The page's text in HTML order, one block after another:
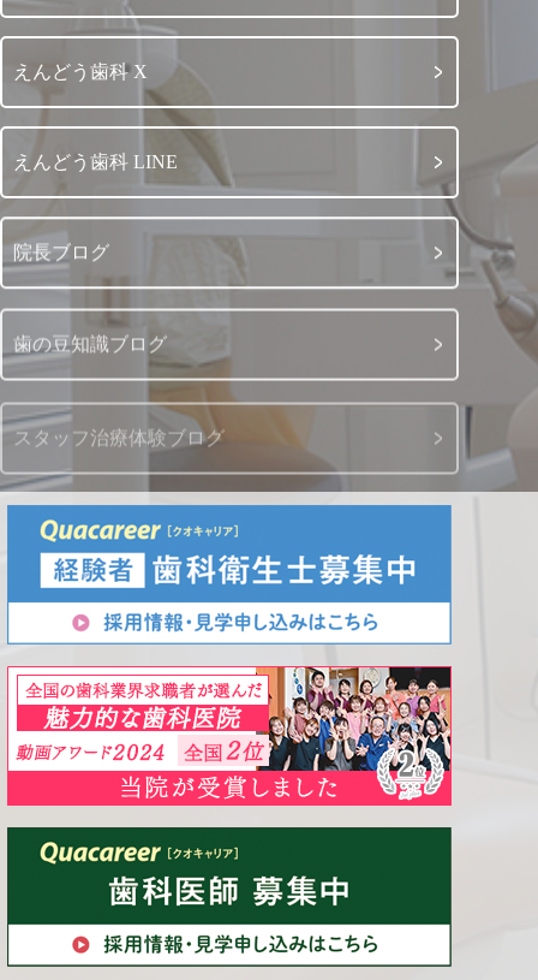
えんどう歯科 X
えんどう歯科 LINE
院長ブログ
歯の豆知識ブログ
スタッフ治療体験ブログ